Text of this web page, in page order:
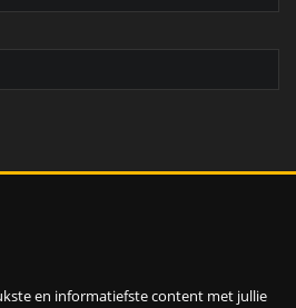
en informatiefste content met jullie